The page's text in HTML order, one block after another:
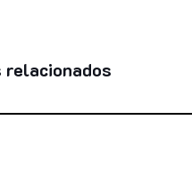
extract, tin
relacionados